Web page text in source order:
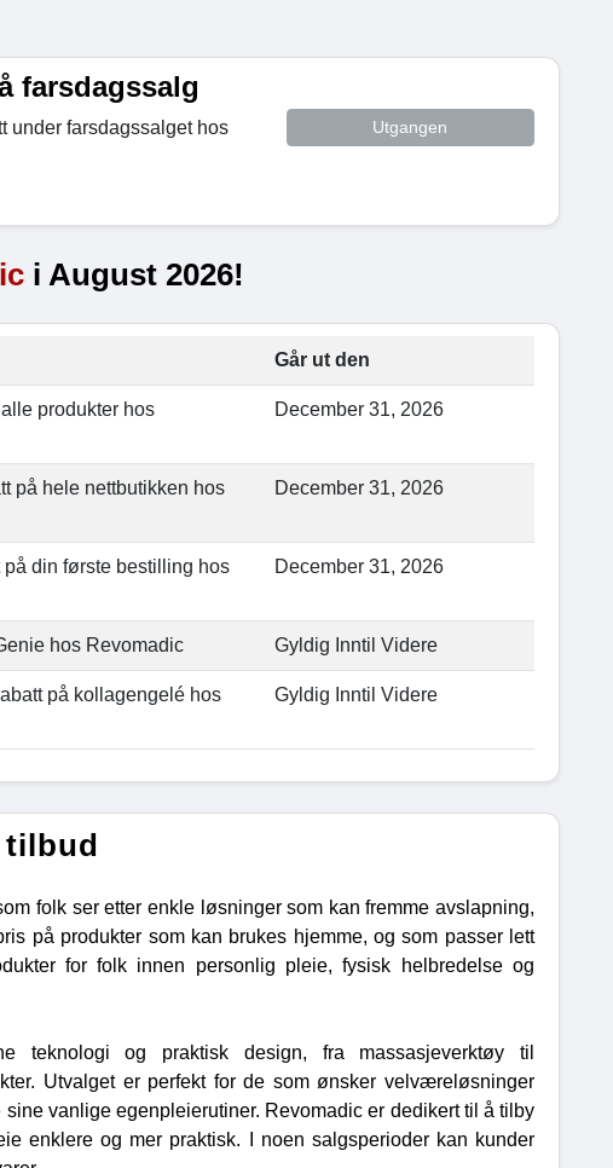
farsdagssalg
under farsdagssalget hos
Utgangen
i August 2026!
Går ut den
produkter hos
December 31, 2026
på hele nettbutikken hos
December 31, 2026
din første bestilling hos
December 31, 2026
hos Revomadic Gyldig Inntil Videre
på kollagengelé hos
Gyldig Inntil Videre
tilbud
folk ser etter enkle løsninger som kan fremme avslapning,
på produkter som kan brukes hjemme, og som passer lett
for folk innen personlig pleie, fysisk helbredelse og
teknologi og praktisk design, fra massasjeverktøy til
Utvalget er perfekt for de som ønsker velværeløsninger
vanlige egenpleierutiner. Revomadic er dedikert til å tilby
enklere og mer praktisk. I noen salgsperioder kan kunder